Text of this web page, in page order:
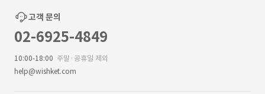
고객 문의
02-6925-4849
10:00-18:00 주말·공휴일 제외
help@wishket.com